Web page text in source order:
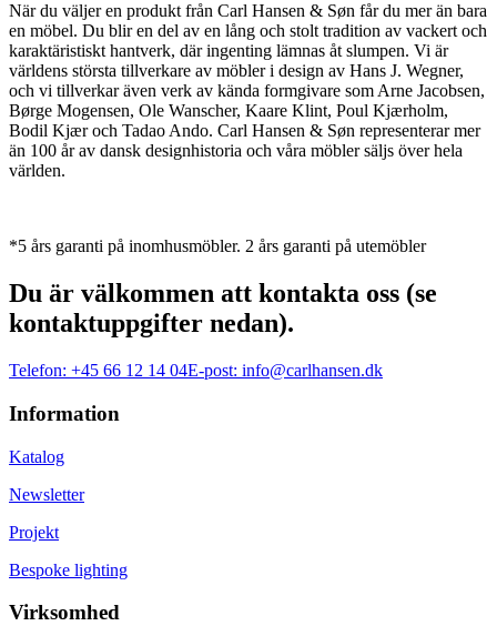
När du väljer en produkt från Carl Hansen & Søn får du mer än bara
en möbel. Du blir en del av en lång och stolt tradition av vackert och
karaktäristiskt hantverk, där ingenting lämnas åt slumpen. Vi är
världens största tillverkare av möbler i design av Hans J. Wegner,
och vi tillverkar även verk av kända formgivare som Arne Jacobsen,
Børge Mogensen, Ole Wanscher, Kaare Klint, Poul Kjærholm,
Bodil Kjær och Tadao Ando. Carl Hansen & Søn representerar mer
än 100 år av dansk designhistoria och våra möbler säljs över hela
världen.
*5 års garanti på inomhusmöbler. 2 års garanti på utemöbler
Du är välkommen att kontakta oss (se
kontaktuppgifter nedan).
Telefon: +45 66 12 14 04E-post: info@carlhansen.dk
Information
Katalog
Newsletter
Projekt
Bespoke lighting
Virksomhed